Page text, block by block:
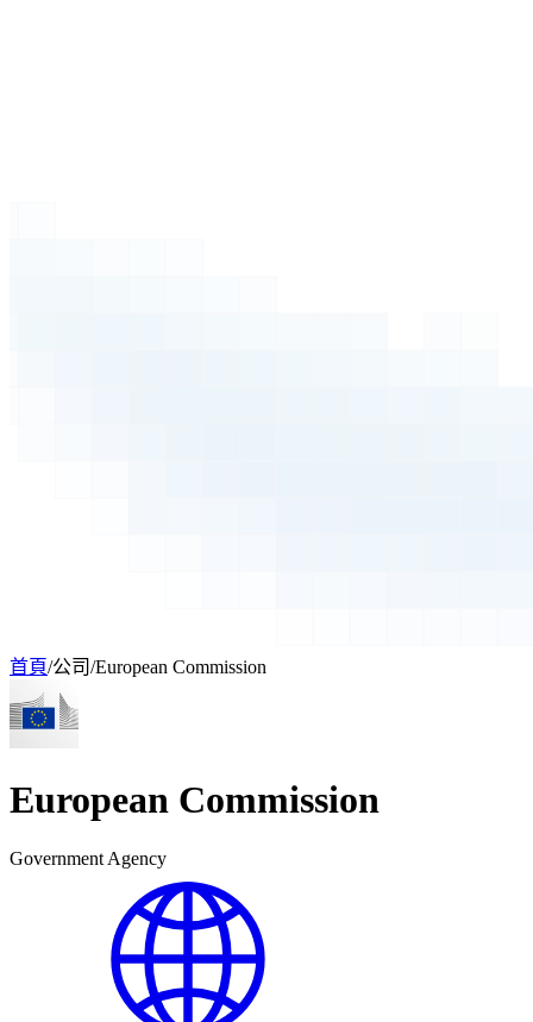
首頁/公司/European Commission
European Commission
Government Agency